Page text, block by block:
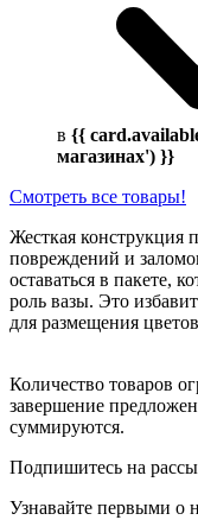
в {{
магазинах') }}
Смотреть все товары!
Жесткая конструкция
повреждений и
оставаться в пакете,
роль вазы. Это
для размещения
Количество товаров
завершение
суммируются.
Подпишитесь на
Узнавайте первыми о